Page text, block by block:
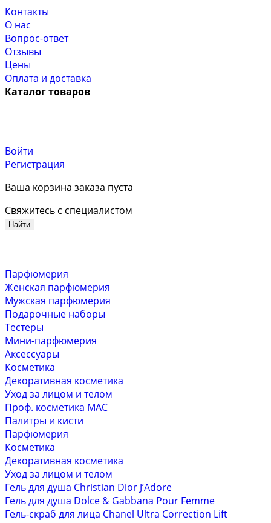
Контакты
О нас
Вопрос-ответ
Отзывы
Цены
Оплата и доставка
Каталог товаров
Войти
Регистрация
Ваша корзина заказа пуста
Свяжитесь с специалистом
Парфюмерия
Женская парфюмерия
Мужская парфюмерия
Подарочные наборы
Тестеры
Мини-парфюмерия
Аксессуары
Косметика
Декоративная косметика
Уход за лицом и телом
Проф. косметика MAC
Палитры и кисти
Парфюмерия
Косметика
Декоративная косметика
Уход за лицом и телом
Гель для душа Christian Dior J’Adore
Гель для душа Dolce & Gabbana Pour Femme
Гель-скраб для лица Chanel Ultra Correction Lift